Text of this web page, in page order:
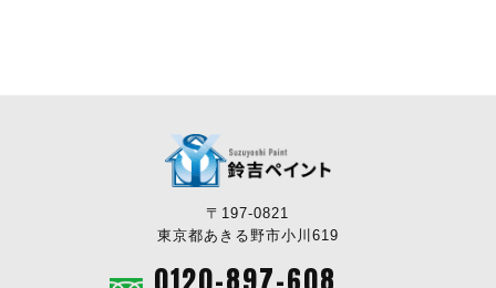
〒197-0821
東京都あきる野市小川619